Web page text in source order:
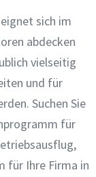
sich im
abdecken
vielseitig
und für
Suchen Sie
für
für Ihre Firma in